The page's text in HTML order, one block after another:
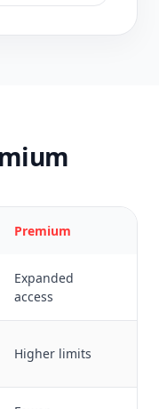
Premium
Expanded
access
Higher limits